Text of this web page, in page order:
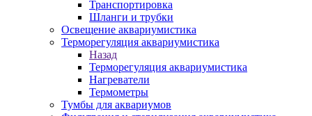
Транспортировка
Шланги и трубки
Освещение аквариумистика
Терморегуляция аквариумистика
Назад
Терморегуляция аквариумистика
Нагреватели
Термометры
Тумбы для аквариумов